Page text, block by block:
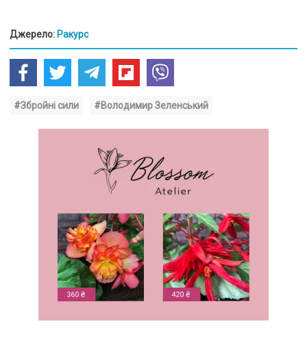
Джерело: Ракурс
#Збройні сили #Володимир Зеленський